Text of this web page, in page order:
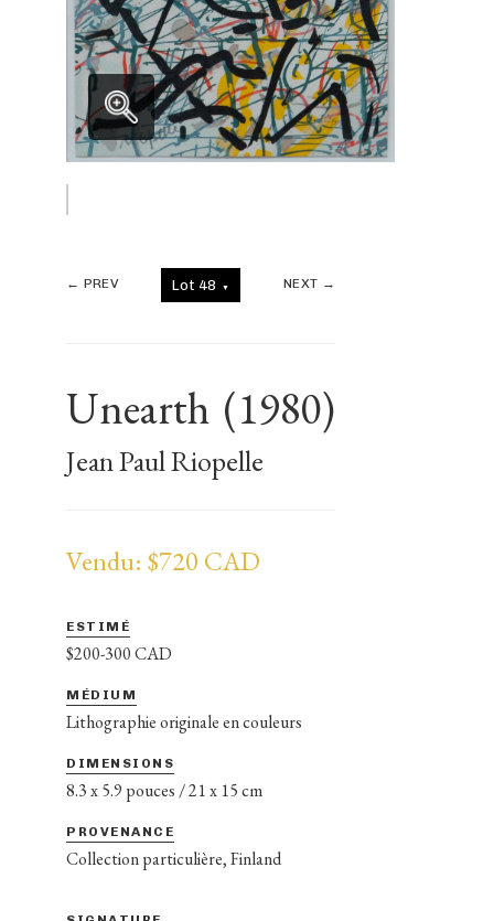
← PREV Lot 48 ▼ NEXT →
Unearth (1980)
Jean Paul Riopelle
Vendu: $720 CAD
ESTIMÉ
$200-300 CAD
MÉDIUM
Lithographie originale en couleurs
DIMENSIONS
8.3 x 5.9 pouces / 21 x 15 cm
PROVENANCE
Collection particulière, Finland